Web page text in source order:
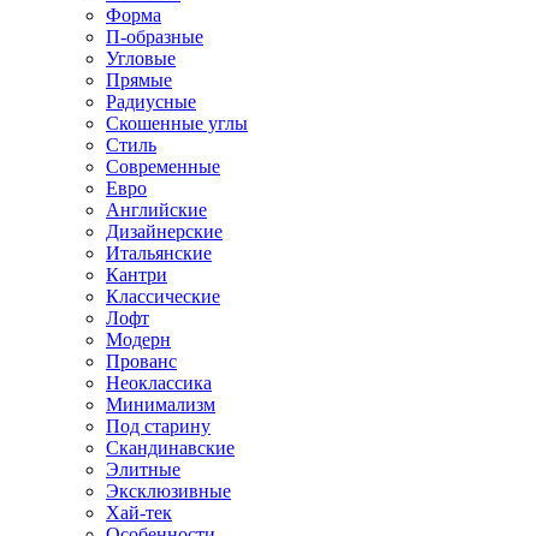
Форма
П-образные
Угловые
Прямые
Радиусные
Скошенные углы
Стиль
Современные
Евро
Английские
Дизайнерские
Итальянские
Кантри
Классические
Лофт
Модерн
Прованс
Неоклассика
Минимализм
Под старину
Скандинавские
Элитные
Эксклюзивные
Хай-тек